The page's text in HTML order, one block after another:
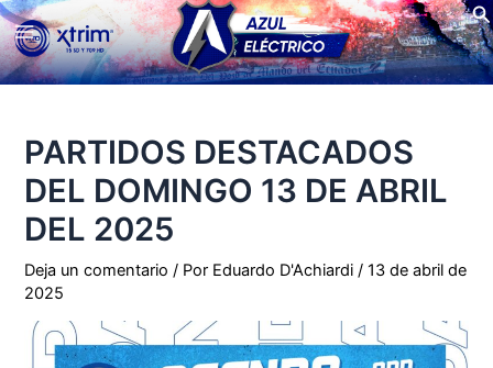
Ir
al
contenido
Main
Menu
PARTIDOS DESTACADOS
DEL DOMINGO 13 DE ABRIL
DEL 2025
Deja un comentario / Por Eduardo D'Achiardi/13 de abril de
2025